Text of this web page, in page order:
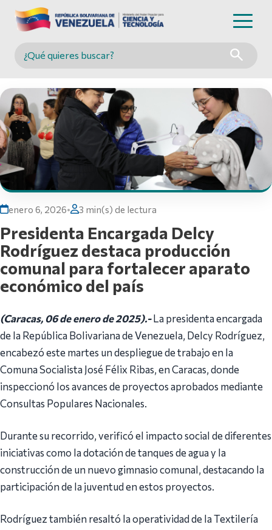
Buscar en MINCYT
enero 6, 2026• 3 min(s) de lectura
Presidenta Encargada Delcy
Rodríguez destaca producción
comunal para fortalecer aparato
económico del país
(Caracas, 06 de enero de 2025).-La presidenta encargada
de la República Bolivariana de Venezuela, Delcy Rodríguez,
encabezó este martes un despliegue de trabajo en la
Comuna Socialista José Félix Ribas, en Caracas, donde
inspeccionó los avances de proyectos aprobados mediante
Consultas Populares Nacionales.
Durante su recorrido, verificó el impacto social de diferentes
iniciativas como la dotación de tanques de agua y la
construcción de un nuevo gimnasio comunal, destacando la
participación de la juventud en estos proyectos.
Rodríguez también resaltó la operatividad de la Textilería